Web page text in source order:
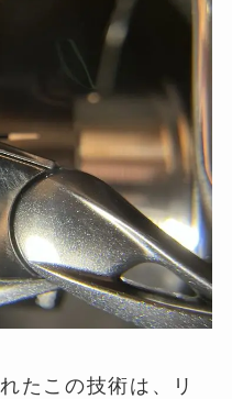
たこの技術は、リ